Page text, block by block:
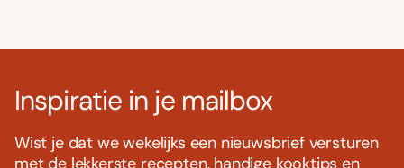
Inspiratie in je mailbox
Wist je dat we wekelijks een nieuwsbrief versturen
met de lekkerste recepten, handige kooktips en